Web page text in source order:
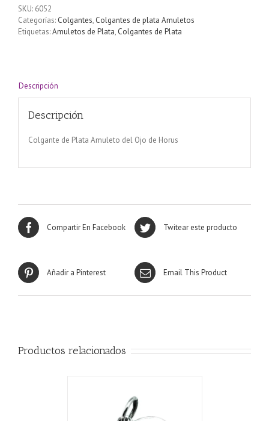
SKU: 6052
Categorías: Colgantes, Colgantes de plata Amuletos
Etiquetas:Amuletos de Plata, Colgantes de Plata
Descripción
Descripción
Colgante de Plata Amuleto del Ojo de Horus
Compartir En Facebook Twitear este producto
Añadir a Pinterest Email This Product
Productos relacionados